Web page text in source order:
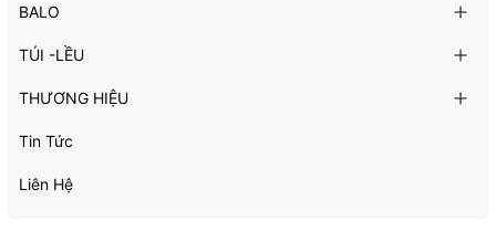
BALO
TÚI -LỀU
THƯƠNG HIỆU
Tin Tức
Liên Hệ